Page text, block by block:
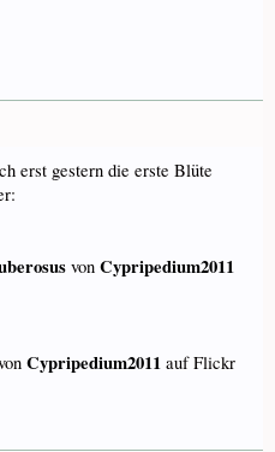
erst gestern die erste Blüte
von Cypripedium2011
Cypripedium2011 auf Flickr